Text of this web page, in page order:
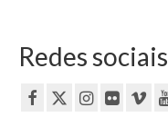
Redes sociais